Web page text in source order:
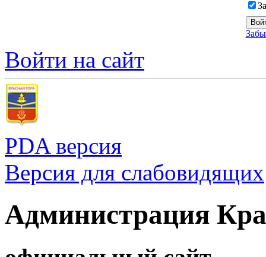
Войти на сайт
PDA версия
Версия для слабовидящих
Администрация